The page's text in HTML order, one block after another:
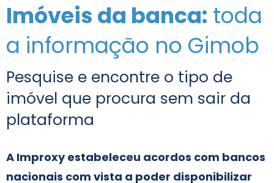
Imóveis da banca: toda
a informação no Gimob
Pesquise e encontre o tipo de
imóvel que procura sem sair da
plataforma
A Improxy estabeleceu acordos com bancos
nacionais com vista a poder disponibilizar